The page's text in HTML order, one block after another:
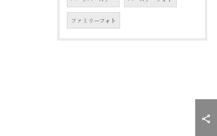
ファミリーフォト